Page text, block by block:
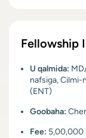
Fellowship
U qalmida:
nafsiga,
(ENT)
Goobaha:
Fee: 5,00,000